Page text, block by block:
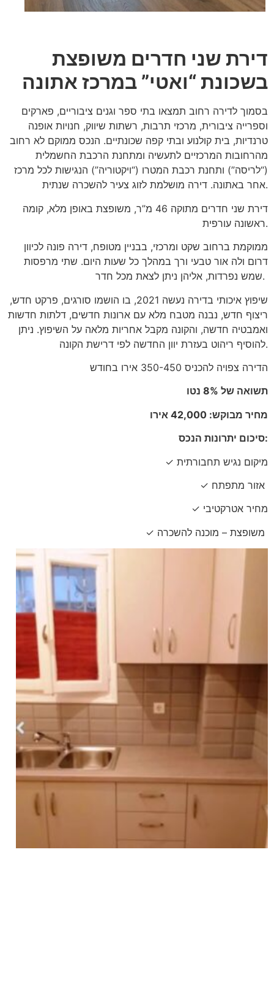
דירת שני חדרים משופצת
בשכונת “ואטי” במרכז אתונה
בסמוך לדירה רחוב תמצאו בתי ספר וגנים ציבוריים, פארקים
וספרייה ציבורית, מרכזי תרבות, רשתות שיווק, חנויות אופנה
טרנדיות, בית קולנוע ובתי קפה שכונתיים. הנכס ממוקם לא רחוב
מהרחובות המרכזיים לתעשיה ומתחנת הרכבת החשמלית
(“לריסה”) ותחנת רכבת המטרו (“ויקטוריה”) הנגישות לכל מרכז
אחר באתונה. דירה מושלמת לזוג צעיר להשכרה שנתית.
דירת שני חדרים מתוקה 46 מ”ר, משופצת באופן מלא, קומה
ראשונה עורפית.
ממוקמת ברחוב שקט ומרכזי, בבניין מטופח, דירה פונה לכיוון
דרום ולה אור טבעי ורך במהלך כל שעות היום. שתי מרפסות
שמש נפרדות, אליהן ניתן לצאת מכל חדר.
שיפוץ איכותי בדירה נעשה 2021, בו הושמו סורגים, פרקט חדש,
ריצוף חדש, נבנה מטבח מלא עם ארונות חדשים, דלתות חדשות
ואמבטיה חדשה, והקונה מקבל אחריות מלאה על השיפוץ. ניתן
להוסיף ריהוט בעזרת יוון החדשה לפי דרישת הקונה.
הדירה צפויה להכניס 350-450 אירו בחודש
תשואה של 8% נטו
מחיר מבוקש: 42,000 אירו
סיכום יתרונות הנכס:
✓ מיקום נגיש תחבורתית
✓ אזור מתפתח
✓ מחיר אטרקטיבי
✓ משופצת – מוכנה להשכרה